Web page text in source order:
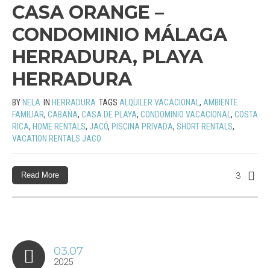
CASA ORANGE –
CONDOMINIO MÁLAGA
HERRADURA, PLAYA
HERRADURA
BY NELA IN HERRADURA TAGS ALQUILER VACACIONAL , AMBIENTE
FAMILIAR, CABAÑA, CASA DE PLAYA, CONDOMINIO VACACIONAL , COSTA
RICA, HOME RENTALS, JACÓ, PISCINA PRIVADA, SHORT RENTALS,
VACATION RENTALS JACO
3
Read More
03.07
2025